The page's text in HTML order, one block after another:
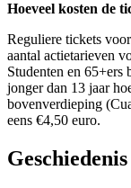
Hoeveel kosten de
Reguliere tickets
aantal actietarieven
Studenten en 65+ers
jonger dan 13 jaar
bovenverdieping
eens €4,50 euro.